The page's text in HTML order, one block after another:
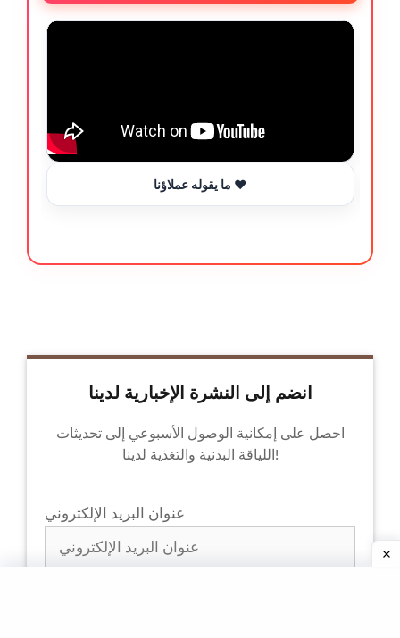
ما يقوله عملاؤنا ❤️
انضم إلى النشرة الإخبارية لدينا
احصل على إمكانية الوصول الأسبوعي إلى تحديثات
اللياقة البدنية والتغذية لدينا!
عنوان البريد الإلكتروني